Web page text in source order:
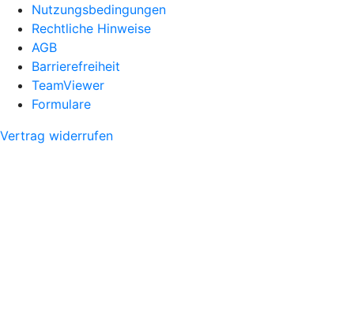
Nutzungsbedingungen
Rechtliche Hinweise
AGB
Barrierefreiheit
TeamViewer
Formulare
Vertrag widerrufen